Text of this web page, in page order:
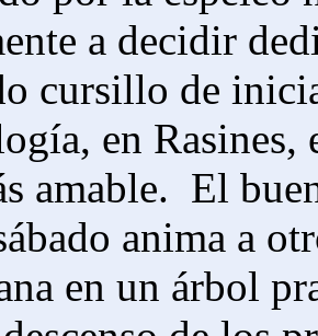
a decidir
cursillo de
en Rasines,
amable. El
anima a
en un árbol